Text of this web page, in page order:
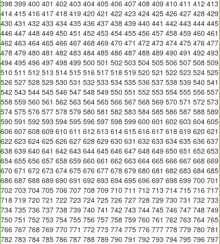
398 399 400 401 402 403 404 405 406 407 408 409 410 411 412 413
414 415 416 417 418 419 420 421 422 423 424 425 426 427 428 429
430 431 432 433 434 435 436 437 438 439 440 441 442 443 444 445
446 447 448 449 450 451 452 453 454 455 456 457 458 459 460 461
462 463 464 465 466 467 468 469 470 471 472 473 474 475 476 477
478 479 480 481 482 483 484 485 486 487 488 489 490 491 492 493
494 495 496 497 498 499 500 501 502 503 504 505 506 507 508 509
510 511 512 513 514 515 516 517 518 519 520 521 522 523 524 525
526 527 528 529 530 531 532 533 534 535 536 537 538 539 540 541
542 543 544 545 546 547 548 549 550 551 552 553 554 555 556 557
558 559 560 561 562 563 564 565 566 567 568 569 570 571 572 573
574 575 576 577 578 579 580 581 582 583 584 585 586 587 588 589
590 591 592 593 594 595 596 597 598 599 600 601 602 603 604 605
606 607 608 609 610 611 612 613 614 615 616 617 618 619 620 621
622 623 624 625 626 627 628 629 630 631 632 633 634 635 636 637
638 639 640 641 642 643 644 645 646 647 648 649 650 651 652 653
654 655 656 657 658 659 660 661 662 663 664 665 666 667 668 669
670 671 672 673 674 675 676 677 678 679 680 681 682 683 684 685
686 687 688 689 690 691 692 693 694 695 696 697 698 699 700 701
702 703 704 705 706 707 708 709 710 711 712 713 714 715 716 717
718 719 720 721 722 723 724 725 726 727 728 729 730 731 732 733
734 735 736 737 738 739 740 741 742 743 744 745 746 747 748 749
750 751 752 753 754 755 756 757 758 759 760 761 762 763 764 765
766 767 768 769 770 771 772 773 774 775 776 777 778 779 780 781
782 783 784 785 786 787 788 789 790 791 792 793 794 795 796 797